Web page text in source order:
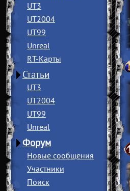
UT3
UT2004
UT99
Unreal
RT-Карты
Статьи
UT3
UT2004
UT99
Unreal
Форум
Новые сообщения
Участники
Поиск